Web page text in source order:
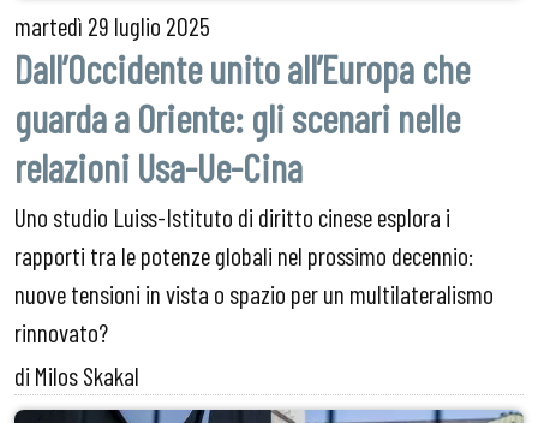
martedì 29 luglio 2025
Dall’Occidente unito all’Europa che
guarda a Oriente: gli scenari nelle
relazioni Usa-Ue-Cina
Uno studio Luiss-Istituto di diritto cinese esplora i
rapporti tra le potenze globali nel prossimo decennio:
nuove tensioni in vista o spazio per un multilateralismo
rinnovato?
di Milos Skakal